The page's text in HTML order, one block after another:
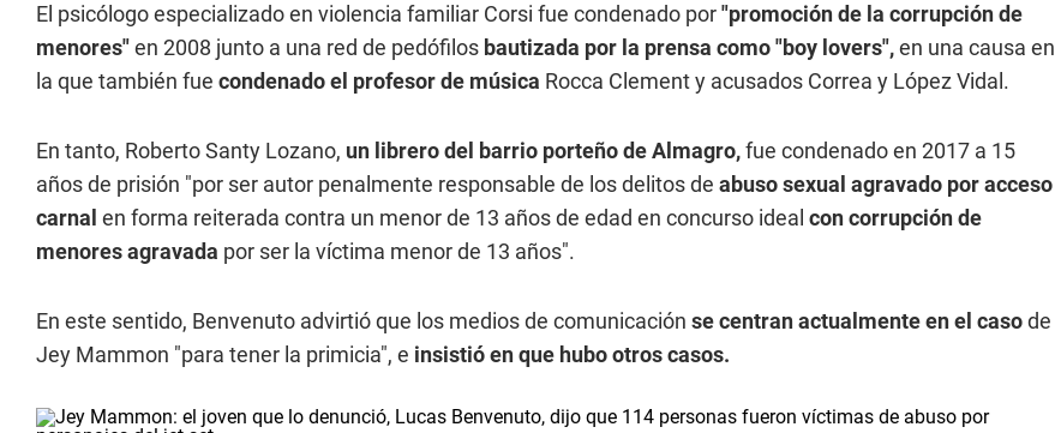
El psicólogo especializado en violencia familiar Corsi fue condenado por"promoción de la corrupción de
menores"en 2008 junto a una red de pedófilos bautizada por la prensa como "boy lovers",en una causa en
la que también fue condenado el profesor de música Rocca Clement y acusados Correa y López Vidal.
En tanto, Roberto Santy Lozano, un librero del barrio porteño de Almagro,fue condenado en 2017 a 15
años de prisión "por ser autor penalmente responsable de los delitos de abuso sexual agravado por acceso
carnal en forma reiterada contra un menor de 13 años de edad en concurso ideal con corrupción de
menores agravada por ser la víctima menor de 13 años".
En este sentido, Benvenuto advirtió que los medios de comunicación se centran actualmente en el casode
Jey Mammon "para tener la primicia", e insistió en que hubo otros casos.